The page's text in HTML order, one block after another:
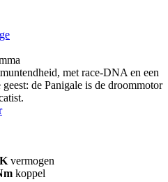
met race-DNA en een
de Panigale is de droommotor
vermogen
koppel